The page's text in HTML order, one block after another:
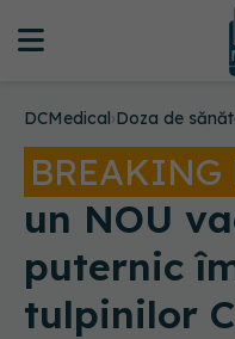
DCMedical›Doza de
BREAKING
un NOU
puternic
tulpinilor